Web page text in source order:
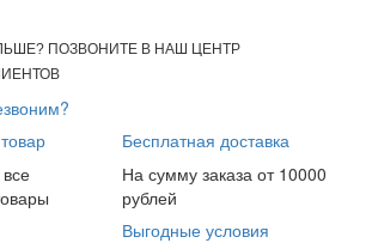
ПОЗВОНИТЕ В НАШ ЦЕНТР
Бесплатная доставка
На сумму заказа от 10000
рублей
Выгодные условия